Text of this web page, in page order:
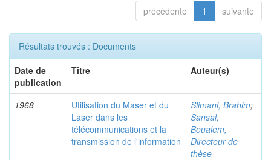
précédente 1 suivante
Résultats trouvés : Documents
Date de
publication
Titre Auteur(s)
1968
Utilisation du Maser et du
Laser dans les
télécommunications et la
transmission de l'information
Slimani, Brahim;
Sansal,
Boualem,
Directeur de
thèse